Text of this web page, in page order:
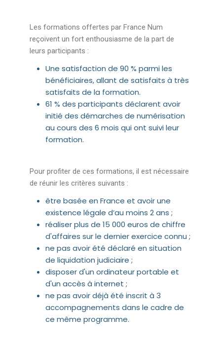
Les formations offertes par France Num
reçoivent un fort enthousiasme de la part de
leurs participants :
Une satisfaction de 90 % parmi les
bénéficiaires, allant de satisfaits à très
satisfaits de la formation.
61 % des participants déclarent avoir
initié des démarches de numérisation
au cours des 6 mois qui ont suivi leur
formation.
Pour profiter de ces formations, il est nécessaire
de réunir les critères suivants :
être basée en France et avoir une
existence légale d’au moins 2 ans ;
réaliser plus de 15 000 euros de chiffre
d'affaires sur le dernier exercice connu ;
ne pas avoir été déclaré en situation
de liquidation judiciaire ;
disposer d'un ordinateur portable et
d'un accès à internet ;
ne pas avoir déjà été inscrit à 3
accompagnements dans le cadre de
ce même programme.